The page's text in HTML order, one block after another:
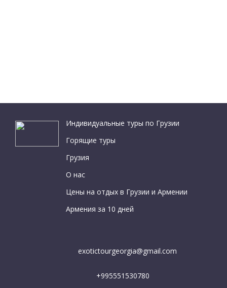
Индивидуальные туры по Грузии
Горящие туры
Грузия
О нас
Цены на отдых в Грузии и Армении
Армения за 10 дней
exotictourgeorgia@gmail.com
+995551530780